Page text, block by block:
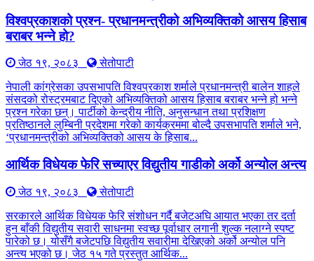
विश्वप्रकाशको प्रश्न- प्रधानमन्त्रीको अभिव्यक्तिको आसय हिसाब
बराबर भन्ने हो?
जेठ १९, २०८३
सेतोपाटी
नेपाली कांग्रेसका उपसभापति विश्वप्रकाश शर्माले प्रधानमन्त्री बालेन शाहले
संसदको रोस्ट्रमबाट दिएको अभिव्यक्तिको आसय हिसाब बराबर भन्ने हो भन्ने
प्रश्न गरेका छन्। पार्टीको केन्द्रीय नीति, अनुसन्धान तथा प्रशिक्षण
प्रतिष्ठानले लुम्बिनी प्रदेशमा गरेको कार्यक्रममा बोल्दै उपसभापति शर्माले भने,
‘प्रधानमन्त्रीको अभिव्यक्तिको आसय के हिसाब...
आर्थिक विधेयक फेरि सच्याएर विद्युतीय गाडीको अर्को अन्योल अन्त्य
जेठ १९, २०८३
सेतोपाटी
सरकारले आर्थिक विधेयक फेरि संशोधन गर्दै बजेटअघि आयात भएका तर दर्ता
हुन बाँकी विद्युतीय सवारी साधनमा स्वच्छ पूर्वाधार लगानी शुल्क नलाग्ने स्पष्ट
पारेको छ। योसँगै बजेटपछि विद्युतीय सवारीमा देखिएको अर्को अन्योल पनि
अन्त्य भएको छ। जेठ १५ गते प्रस्तुत आर्थिक...